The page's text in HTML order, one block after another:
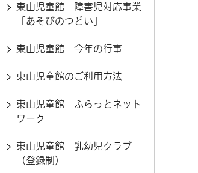
東山児童館 障害児対応事業
「あそびのつどい」
東山児童館 今年の行事
東山児童館のご利用方法
東山児童館 ふらっとネット
ワーク
東山児童館 乳幼児クラブ
（登録制）